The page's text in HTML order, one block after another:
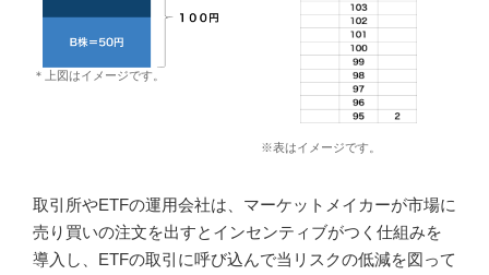
＊上図はイメージです。
※表はイメージです。
取引所やETFの運用会社は、マーケットメイカーが市場に
売り買いの注文を出すとインセンティブがつく仕組みを
導入し、ETFの取引に呼び込んで当リスクの低減を図って